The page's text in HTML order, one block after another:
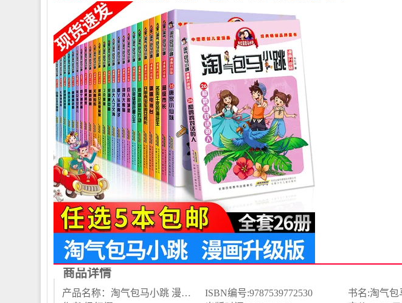
商品详情
产品名称：淘气包马小跳 漫画升级版 ... ISBN编号:9787539772530